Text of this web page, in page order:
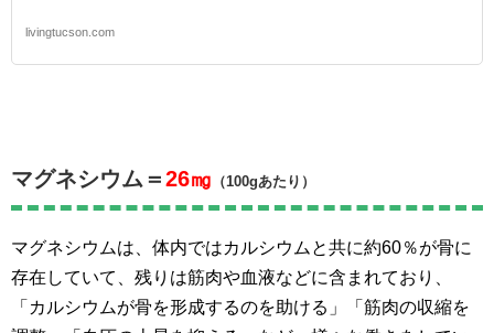
livingtucson.com
マグネシウム＝26㎎ （100gあたり）
マグネシウムは、体内ではカルシウムと共に約60％が骨に
存在していて、残りは筋肉や血液などに含まれており、
「カルシウムが骨を形成するのを助ける」「筋肉の収縮を